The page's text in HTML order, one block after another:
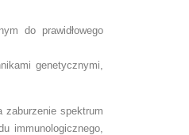
do prawidłowego
genetycznymi,
spektrum
immunologicznego,